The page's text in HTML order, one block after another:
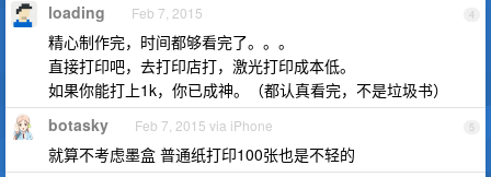
4
loading Feb 7, 2015
精心制作完，时间都够看完了。。。
直接打印吧，去打印店打，激光打印成本低。
如果你能打上1k，你已成神。（都认真看完，不是垃圾书）
5
botasky Feb 7, 2015 via iPhone
就算不考虑墨盒 普通纸打印100张也是不轻的